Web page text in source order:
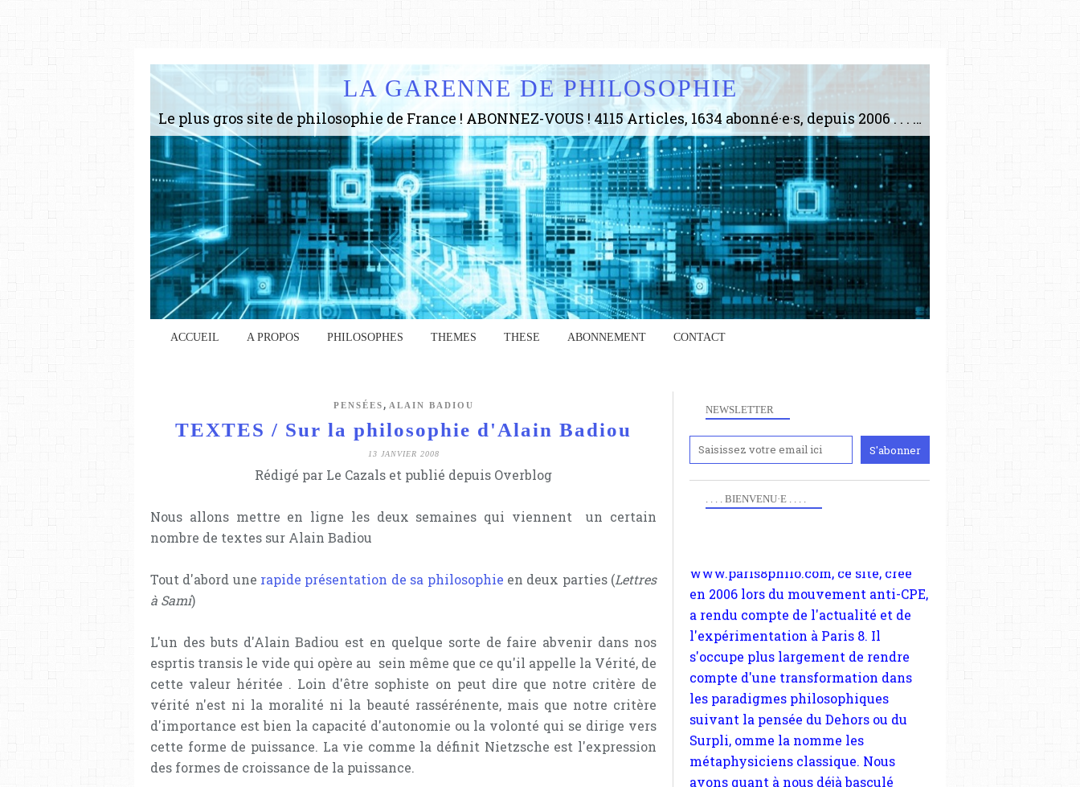
LA GARENNE DE PHILOSOPHIE
Le plus gros site de philosophie de France ! ABONNEZ-VOUS ! 4115 Articles, 1634 abonné·e·s, depuis 2006 . . . . . . . . 2 852 214 pages vues jusqu'à présent. Prestance et être apte à un plus grand nombre de choses.
ACCUEIL A PROPOS PHILOSOPHES THEMES THESE ABONNEMENT CONTACT
PENSÉES , ALAIN BADIOU
TEXTES / Sur la philosophie d'Alain Badiou
13 JANVIER 2008
Rédigé par Le Cazals et publié depuis Overblog
Nous allons mettre en ligne les deux semaines qui viennent un certain
nombre de textes sur Alain Badiou
Tout d'abord une rapide présentation de sa philosophie en deux parties (Lettres
à Sami)
L'un des buts d'Alain Badiou est en quelque sorte de faire abvenir dans nos
esprtis transis le vide qui opère au sein même que ce qu'il appelle la Vérité, de
cette valeur héritée . Loin d'être sophiste on peut dire que notre critère de
vérité n'est ni la moralité ni la beauté rassérénente, mais que notre critère
d'importance est bien la capacité d'autonomie ou la volonté qui se dirige vers
cette forme de puissance. La vie comme la définit Nietzsche est l'expression
des formes de croissance de la puissance.
NEWSLETTER
. . . . BIENVENU·E . . . .
Anciennement
www.paris8philo.com, ce site, créé
en 2006 lors du mouvement anti-CPE,
s'occupe plus largement de rendre
compte d'une transformation dans
les paradigmes philosophiques
suivant la pensée du Dehors ou du
Surpli, omme la nomme les
métaphysiciens classique. Nous
avons quant à nous déjà basculé
d'emblée dans la modernité
quantique, résolvant la plupart des
impasses philosophique du WWe
siècle. Cette pensée hors contrat est